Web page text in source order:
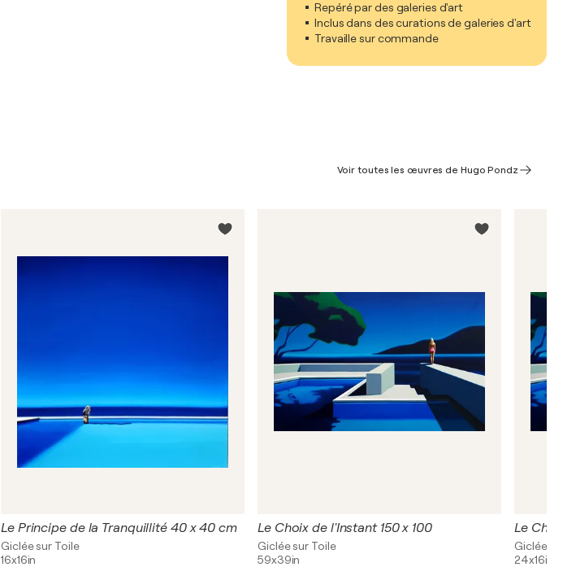
Repéré par des galeries d'art
Inclus dans des curations de galeries d'art
Travaille sur commande
Voir toutes les œuvres de Hugo Pondz
Le Principe de la Tranquillité 40 x 40 cm
Giclée sur Toile
16x16in
Le Choix de l'Instant 150 x 100
Giclée sur Toile
59x39in
Le
Giclée
24x16in